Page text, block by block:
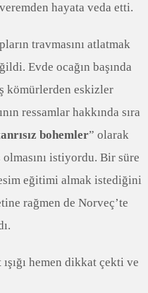
hayata veda etti.
travmasını atlatmak
Evde ocağın başında
kömürlerden eskizler
ressamlar hakkında sıra
bohemler” olarak
istiyordu. Bir süre
eğitimi almak istediğini
rağmen de Norveç’te
hemen dikkat çekti ve